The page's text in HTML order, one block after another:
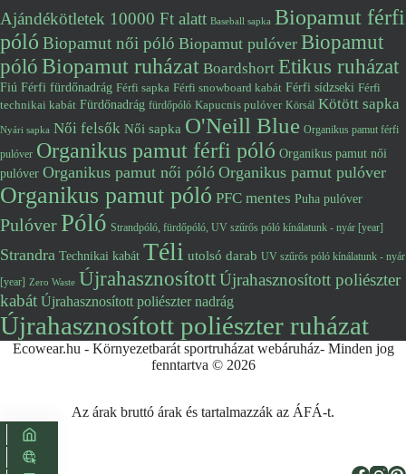
Ajándékötletek 10000 Ft alatt Baseball sapka Biopamut férfi
póló Biopamut női póló Biopamut pulóver Biopamut
pólóBiopamut ruházat Boardshort Etikus ruházat
Fiú Férfi fürdőnadrág Férfi sapka Férfi snowboard kabát Férfi sídzseki Férfi
technikai kabát Fürdőnadrág fürdőpóló Kapucnis pulóver Körsál Kötött sapka
Nyári sapka Női felsők Női sapka O'Neill Blue Organikus pamut férfi
pulóver Organikus pamut férfi póló Organikus pamut női
pulóver Organikus pamut női póló Organikus pamut pulóver
Organikus pamut póló PFC mentes Puha pulóver
PulóverPóló Strandpóló, fürdőpóló, UV szűrős póló kínálatunk - nyár [year]
Strandra Technikai kabát Téli utolsó darab UV szűrős póló kínálatunk - nyár
[year] Zero Waste ÚjrahasznosítottÚjrahasznosított poliészter
kabát Újrahasznosított poliészter nadrág
Újrahasznosított poliészter ruházat
Ecowear.hu - Környezetbarát sportruházat webáruház- Minden jog
fenntartva © 2026
Az árak bruttó árak és tartalmazzák az ÁFÁ-t.